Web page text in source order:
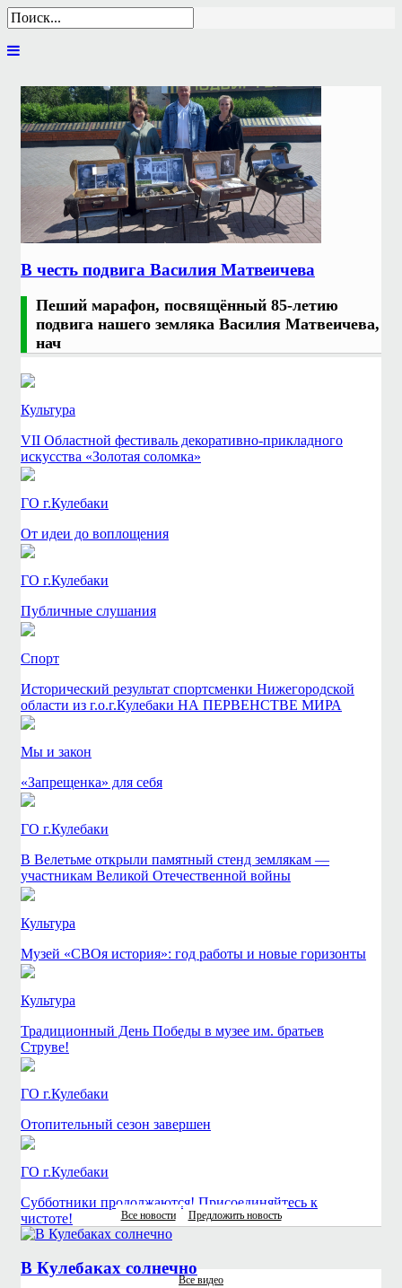
В честь подвига Василия Матвеичева
Пеший марафон, посвящённый 85-летию
подвига нашего земляка Василия Матвеичева,
нач
Культура
VII Областной фестиваль декоративно-прикладного
искусства «Золотая соломка»
ГО г.Кулебаки
От идеи до воплощения
ГО г.Кулебаки
Публичные слушания
Спорт
Исторический результат спортсменки Нижегородской
области из г.о.г.Кулебаки НА ПЕРВЕНСТВЕ МИРА
Мы и закон
«Запрещенка» для себя
ГО г.Кулебаки
В Велетьме открыли памятный стенд землякам —
участникам Великой Отечественной войны
Культура
Музей «СВОя история»: год работы и новые горизонты
Культура
Традиционный День Победы в музее им. братьев
Струве!
ГО г.Кулебаки
Отопительный сезон завершен
ГО г.Кулебаки
Субботники продолжаются! Присоединяйтесь к
чистоте!
Все новости Предложить новость
В Кулебаках солнечно
Все видео